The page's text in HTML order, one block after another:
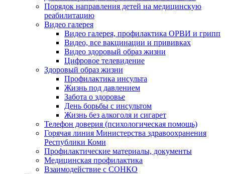
Порядок направления детей на медицинскую
реабилитацию
Видео галерея
Видео галерея, профилактика ОРВИ и грипп
Видео, все вакцинации и прививках
Видео здоровый образ жизни
Цифровое телевидение
Здоровый образ жизни
Профилактика инсульта
Жизнь под давлением
Забота о здоровье
День борьбы с инсультом
Жизнь без алкоголя и сигарет
Телефон доверия (психологическая помощь)
Горячая линия Министерства здравоохранения
Республики Коми
Профилактические материалы, документы
Медицинская профилактика
Взаимодействие с СОНКО